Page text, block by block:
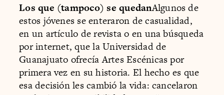
Los que (tampoco) se quedanAlgunos de
estos jóvenes se enteraron de casualidad,
en un artículo de revista o en una búsqueda
por internet, que la Universidad de
Guanajuato ofrecía Artes Escénicas por
primera vez en su historia. El hecho es que
esa decisión les cambió la vida: cancelaron